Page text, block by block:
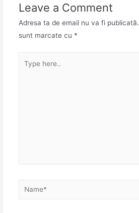
Leave a Comment
Adresa ta de email nu va fi publicată.
sunt marcate cu *
here..
Name*